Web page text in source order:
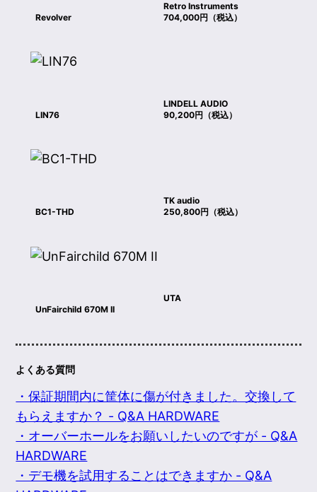
Retro Instruments
Revolver
704,000円（税込）
LINDELL AUDIO
LIN76
90,200円（税込）
TK audio
BC1-THD
250,800円（税込）
UTA
UnFairchild 670M II
よくある質問
・保証期間内に筐体に傷が付きました。交換して
もらえますか？ - Q&A HARDWARE
・オーバーホールをお願いしたいのですが - Q&A
HARDWARE
・デモ機を試用することはできますか - Q&A